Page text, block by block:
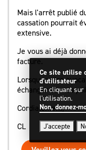
Mais l'arrêt publié
cassation pourrait
extensive.
Je vous ai déjà
facture.
Lorsque votre
échanger sur ces
Cordialement,
CL
Ce site utilise
d'utilisateur
En cliquant
l'utilisation.
Non, donnez-
J'accepte